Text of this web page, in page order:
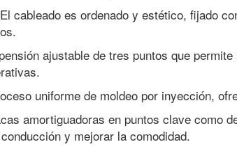
cableado es ordenado y estético, fijado
ajustable de tres puntos que
uniforme de moldeo por inyección,
amortiguadoras en puntos clave como
y mejorar la comodidad.